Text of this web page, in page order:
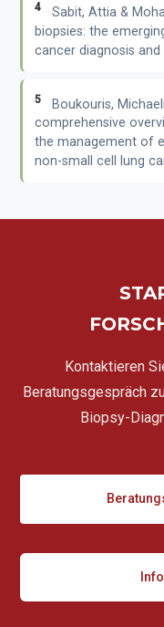
4
Sabit, Attia &
biopsies: the
cancer diagnosis
5
Boukouris,
comprehensive
the management of
non-small cell lung
Kontaktieren
Beratungsgespräch
Biopsy-